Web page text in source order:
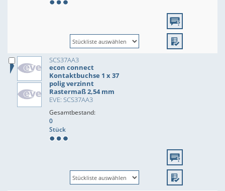
SCS37AA3
econ connect
Kontaktbuchse 1 x 37
polig verzinnt
Rastermaß 2,54 mm
EVE: SCS37AA3
Gesamtbestand:
0
Stück